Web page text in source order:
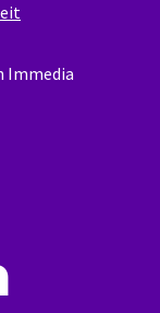
Immedia